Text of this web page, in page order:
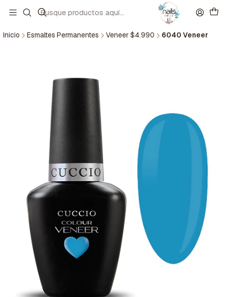
Inicio Esmaltes Permanentes Veneer $4.990 6040 Veneer